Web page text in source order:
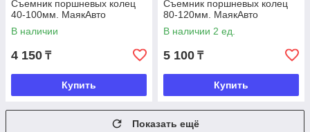
Съемник поршневых колец
40-100мм. МаякАвто
В наличии
4 150 ₸
Купить
Съемник поршневых колец
80-120мм. МаякАвто
В наличии 2 ед.
5 100 ₸
Купить
Показать ещё